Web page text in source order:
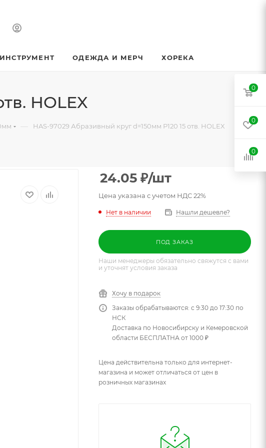
ОДЕЖДА И МЕРЧ ХОРЕКА
HOLEX
— HAS-97029 Абразивный круг d=150мм Р120 15 отв. HOLEX
24.05 ₽/шт
Цена указана с учетом НДС 22%
Нет в наличии Нашли дешевле?
ПОД ЗАКАЗ
Наши менеджеры обязательно свяжутся с вами
и уточнят условия заказа
Хочу в подарок
Заказы обрабатываются: с 9:30 до 17:30 по
НСК
Доставка по Новосибирску и Кемеровской
области БЕСПЛАТНА от 1000 ₽
Цена действительна только для интернет-
магазина и может отличаться от цен в
розничных магазинах
0
0
0